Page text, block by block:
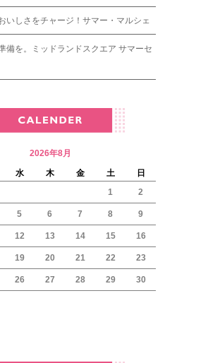
いしさをチャージ！サマー・マルシェ
備を。ミッドランドスクエア サマーセ
2026年8月
水 木 金 土
日
1
2
5 6 7 8 9
12 13 14 15 16
19 20 21 22 23
26 27 28 29 30